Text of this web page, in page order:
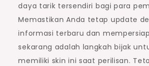
daya tarik tersendiri bagi para
Memastikan Anda tetap update
informasi terbaru dan
sekarang adalah langkah bijak
memiliki skin ini saat perilisan.